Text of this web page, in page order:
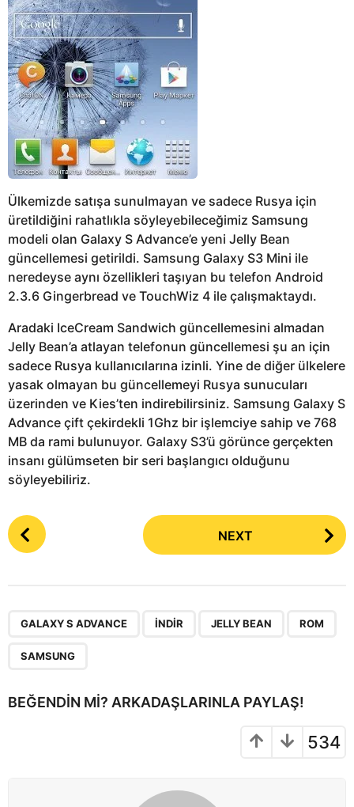
Ülkemizde satışa sunulmayan ve sadece Rusya için
üretildiğini rahatlıkla söyleyebileceğimiz Samsung
modeli olan Galaxy S Advance’e yeni Jelly Bean
güncellemesi getirildi. Samsung Galaxy S3 Mini ile
neredeyse aynı özellikleri taşıyan bu telefon Android
2.3.6 Gingerbread ve TouchWiz 4 ile çalışmaktaydı.
Aradaki IceCream Sandwich güncellemesini almadan
Jelly Bean’a atlayan telefonun güncellemesi şu an için
sadece Rusya kullanıcılarına izinli. Yine de diğer ülkelere
yasak olmayan bu güncellemeyi Rusya sunucuları
üzerinden ve Kies’ten indirebilirsiniz. Samsung Galaxy S
Advance çift çekirdekli 1Ghz bir işlemciye sahip ve 768
MB da rami bulunuyor. Galaxy S3’ü görünce gerçekten
insanı gülümseten bir seri başlangıcı olduğunu
söyleyebiliriz.
P
o
a
NEXT
GALAXY S ADVANCE INDIR JELLY BEAN ROM
SAMSUNG
BEĞENDIN MI? ARKADAŞLARINLA PAYLAŞ!
534